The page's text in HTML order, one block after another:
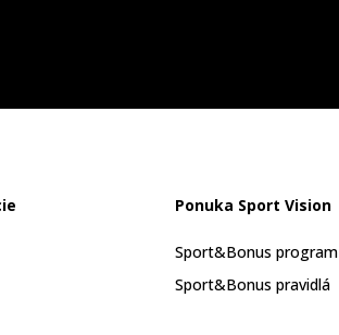
Ponuka Sport Vision
Sport&Bonus program
Sport&Bonus pravidlá